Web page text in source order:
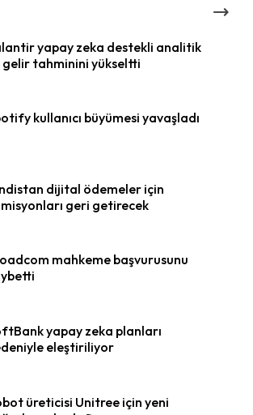
yapay zeka destekli analitik
gelir tahminini yükseltti
kullanıcı büyümesi yavaşladı
dijital ödemeler için
geri getirecek
mahkeme başvurusunu
yapay zeka planları
eleştiriliyor
üreticisi Unitree için yeni